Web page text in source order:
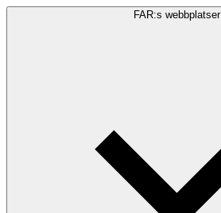
FAR:s webbplatser